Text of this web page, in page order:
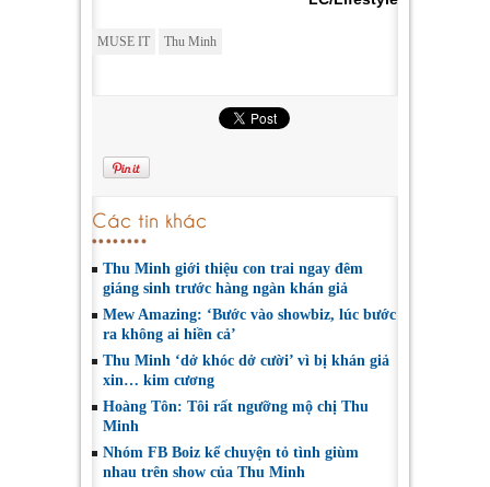
MUSE IT Thu Minh
Các tin khác
Thu Minh giới thiệu con trai ngay đêm
giáng sinh trước hàng ngàn khán giả
Mew Amazing: ‘Bước vào showbiz, lúc bước
ra không ai hiền cả’
Thu Minh ‘dở khóc dở cười’ vì bị khán giả
xin… kim cương
Hoàng Tôn: Tôi rất ngưỡng mộ chị Thu
Minh
Nhóm FB Boiz kể chuyện tỏ tình giùm
nhau trên show của Thu Minh